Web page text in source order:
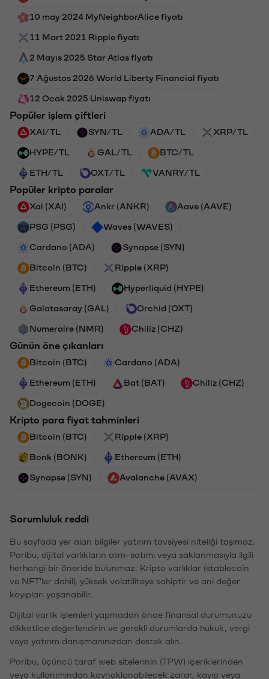
10 may 2024 MyNeighborAlice fiyatı
11 Mart 2021 Ripple fiyatı
2 Mayıs 2025 Star Atlas fiyatı
7 Ağustos 2026 World Liberty Financial fiyatı
12 Ocak 2025 Uniswap fiyatı
Popüler işlem çiftleri
XAI/TL SYN/TL ADA/TL XRP/TL
HYPE/TL GAL/TL BTC/TL
ETH/TL OXT/TL VANRY/TL
Popüler kripto paralar
Xai (XAI) Ankr (ANKR) Aave (AAVE)
PSG (PSG) Waves (WAVES)
Cardano (ADA) Synapse (SYN)
Bitcoin (BTC) Ripple (XRP)
Ethereum (ETH) Hyperliquid (HYPE)
Galatasaray (GAL) Orchid (OXT)
Numeraire (NMR) Chiliz (CHZ)
Günün öne çıkanları
Bitcoin (BTC) Cardano (ADA)
Ethereum (ETH) Bat (BAT) Chiliz (CHZ)
Dogecoin (DOGE)
Kripto para fiyat tahminleri
Bitcoin (BTC) Ripple (XRP)
Bonk (BONK) Ethereum (ETH)
Synapse (SYN) Avalanche (AVAX)
Sorumluluk reddi
Bu sayfada yer alan bilgiler yatırım tavsiyesi niteliği taşımaz.
Paribu, dijital varlıkların alım-satımı veya saklanmasıyla ilgili
herhangi bir öneride bulunmaz. Kripto varlıklar (stablecoin
ve NFT'ler dahil), yüksek volatiliteye sahiptir ve ani değer
kayıpları yaşanabilir.
Dijital varlık işlemleri yapmadan önce finansal durumunuzu
dikkatlice değerlendirin ve gerekli durumlarda hukuk, vergi
veya yatırım danışmanınızdan destek alın.
Paribu, üçüncü taraf web sitelerinin (TPW) içeriklerinden
veya kullanımından kaynaklanabilecek zarar, kayıp veya